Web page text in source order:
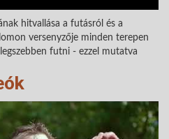
hitvallása a futásról és a
versenyzője minden terepen
futni - ezzel mutatva